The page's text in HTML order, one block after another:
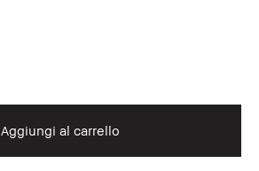
Aggiungi al carrello